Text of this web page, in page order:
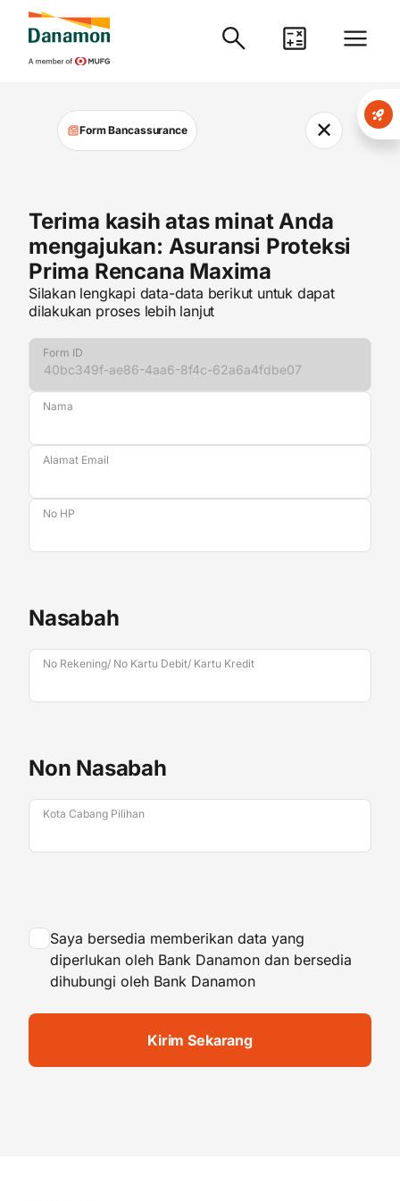
Form Bancassurance ✕
Terima kasih atas minat Anda
mengajukan: Asuransi Proteksi
Prima Rencana Maxima
Silakan lengkapi data-data berikut untuk dapat
dilakukan proses lebih lanjut
Form ID
Nama
Alamat Email
No HP
Nasabah
No Rekening/ No Kartu Debit/ Kartu Kredit
Non Nasabah
Kota Cabang Pilihan
Saya bersedia memberikan data yang
diperlukan oleh Bank Danamon dan bersedia
dihubungi oleh Bank Danamon